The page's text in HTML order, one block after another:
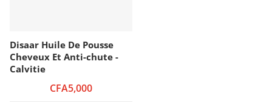
Disaar Huile De Pousse
Cheveux Et Anti-chute -
Calvitie
CFA5,000